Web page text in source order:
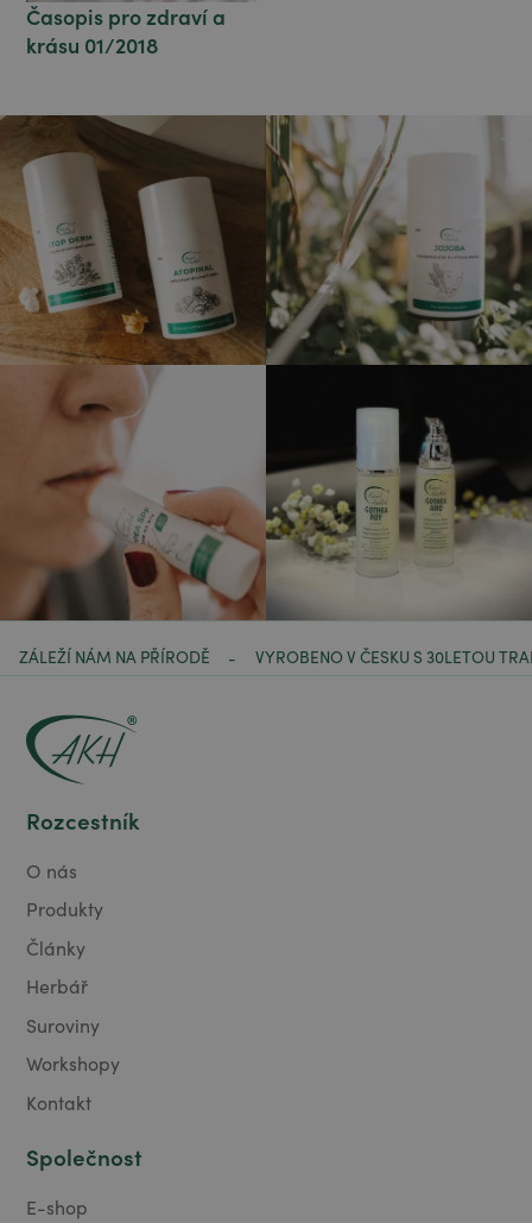
Časopis pro zdraví a
krásu 01/2018
ZÁLEŽÍ NÁM NA PŘÍRODĚ - VYROBENO V ČESKU S 30LETOU
Rozcestník
O nás
Produkty
Články
Herbář
Suroviny
Workshopy
Kontakt
Společnost
E-shop